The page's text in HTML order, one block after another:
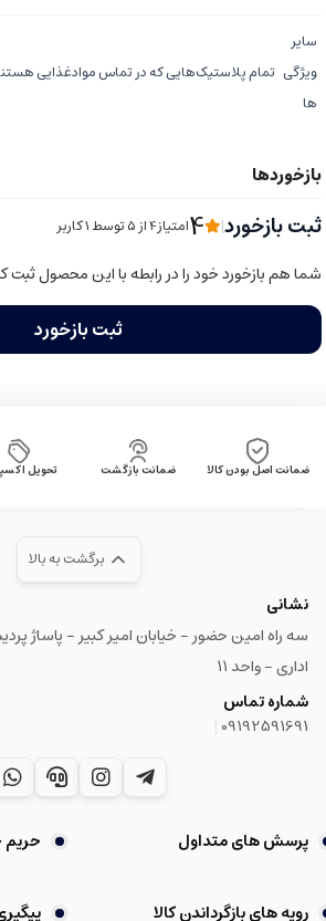
سایر
ویژگی
ها
ثبت بازخورد|
4امتیاز4 از ۵ توسط 1 کاربر
شما هم بازخورد خود را در رابطه با این محصول ثبت
ثبت بازخورد
ضمانت اصل بودن کالا ضمانت بازگشت تحویل
برگشت به بالا
نشانی
اداری - واحد ۱۱
شماره تماس
09192591691
پرسش های متداول حریم
رویه های بازگرداندن کالا